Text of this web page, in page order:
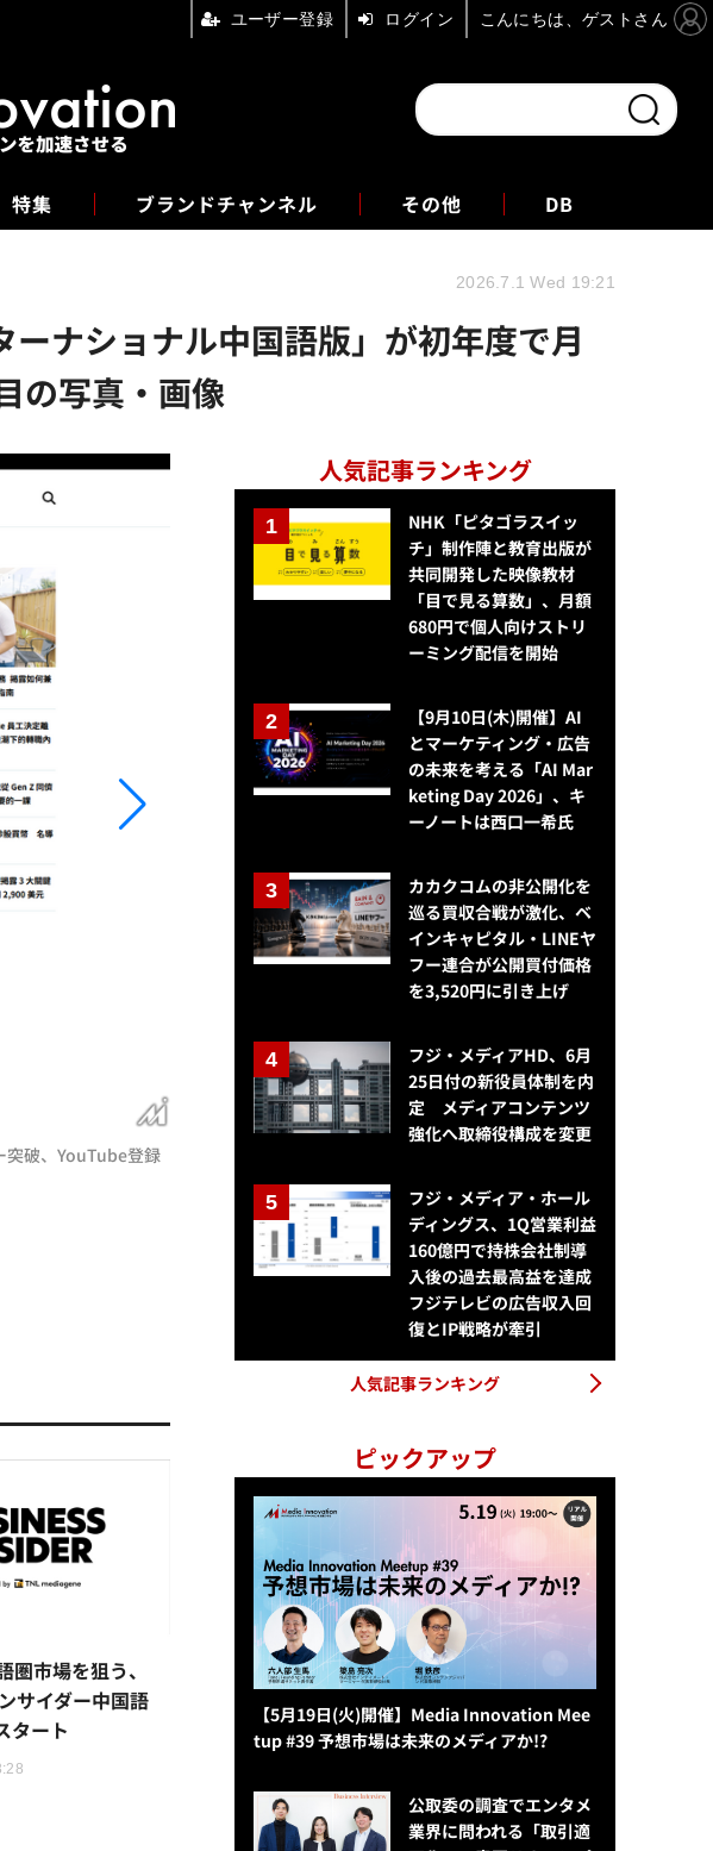
特集 ブランドチャンネル
フォーエム その他 DB
ナショナル中国語版」が初年度で月
の写真・画像
2026.7.1 Wed 19:21
突破、YouTube登録
者5万人超に
圏市場を狙う、
サイダー中国語
タート
人気記事ランキング
NHK「ピタゴラスイッ
チ」制作陣と教育出版が
共同開発した映像教材
「目で見る算数」、月額
680円で個人向けストリ
ーミング配信を開始
【9月10日(木)開催】AI
とマーケティング・広告
の未来を考える「AI Mar
keting Day 2026」、キ
ーノートは西口一希氏
カカクコムの非公開化を
巡る買収合戦が激化、ベ
インキャピタル・LINEヤ
フー連合が公開買付価格
を3,520円に引き上げ
フジ・メディアHD、6月
25日付の新役員体制を内
定 メディアコンテンツ
強化へ取締役構成を変更
フジ・メディア・ホール
ディングス、1Q営業利益
160億円で持株会社制導
入後の過去最高益を達成
フジテレビの広告収入回
復とIP戦略が牽引
人気記事ランキング
ピックアップ
【5月19日(火)開催】Media Innovation Mee
tup #39 予想市場は未来のメディアか!?
公​​取委の調査でエンタメ
業界に問われる「取引適
ユーザー登録 ログイン こんにちは、ゲストさん